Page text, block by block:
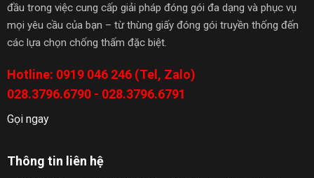
đầu trong việc cung cấp giải pháp đóng gói đa dạng và phục vụ
mọi yêu cầu của bạn – từ thùng giấy đóng gói truyền thống đến
các lựa chọn chống thấm đặc biệt.
Hotline: 0919 046 246 (Tel, Zalo)
028.3796.6790 - 028.3796.6791
Gọi ngay
Thông tin liên hệ